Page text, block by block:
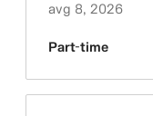
avg 8, 2026
Part-time